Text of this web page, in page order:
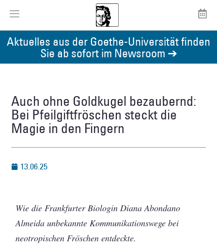
Aktuelles aus der Goethe-Universität finden
Sie ab sofort im Newsroom ➔
Auch ohne Goldkugel bezaubernd:
Bei Pfeilgiftfröschen steckt die
Magie in den Fingern
13.06.25
Wie die Frankfurter Biologin Diana Abondano
Almeida unbekannte Kommunikationswege bei
neotropischen Fröschen entdeckte.